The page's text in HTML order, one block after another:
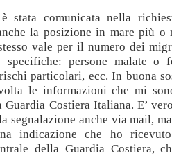
stata comunicata nella
la posizione in mare più o
vale per il numero dei
specifiche: persone malate o
particolari, ecc. In buona
le informazioni che mi
Guardia Costiera Italiana. E’
segnalazione anche via mail,
indicazione che ho
della Guardia Costiera,